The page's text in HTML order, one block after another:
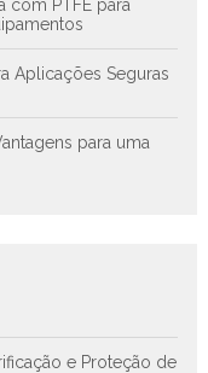
com PTFE para
Aplicações Seguras
para uma
e Proteção de